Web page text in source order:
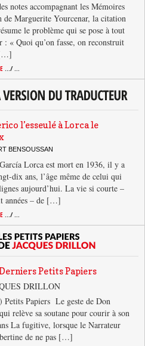
notes accompagnant les Mémoires
de Marguerite Yourcenar, la citation
le problème qui se pose à tout
: « Quoi qu’on fasse, on reconstruit
.../ ...
l’esseulé à Lorca le
BENSOUSSAN
Lorca est mort en 1936, il y a
dix ans, l’âge même de celui qui
aujourd’hui. La vie si courte –
années – de […]
.../ ...
Petits Papiers
DRILLON
Petits Papiers Le geste de Don
relève sa soutane pour courir à son
La fugitive, lorsque le Narrateur
de ne pas […]